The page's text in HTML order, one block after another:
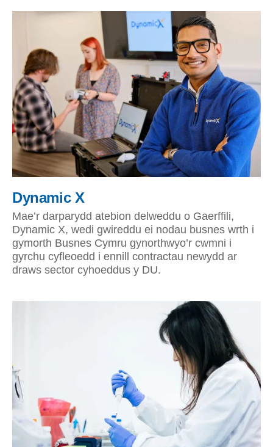
Dynamic X
Mae’r darparydd atebion delweddu o Gaerffili,
Dynamic X, wedi gwireddu ei nodau busnes wrth i
gymorth Busnes Cymru gynorthwyo’r cwmni i
gyrchu cyfleoedd i ennill contractau newydd ar
draws sector cyhoeddus y DU.